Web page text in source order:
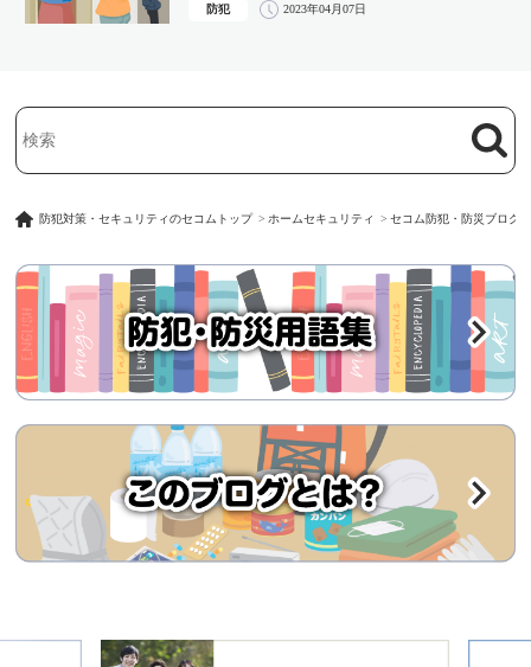
防犯 2023年04月07日
検索キーワード入力
検索
防犯対策・セキュリティのセコムトップ ホームセキュリティ セコム防犯・防災ブログ